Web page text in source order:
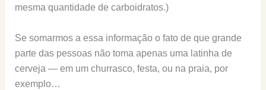
mesma quantidade de carboidratos.)
Se somarmos a essa informação o fato de que grande
parte das pessoas não toma apenas uma latinha de
cerveja — em um churrasco, festa, ou na praia, por
exemplo…